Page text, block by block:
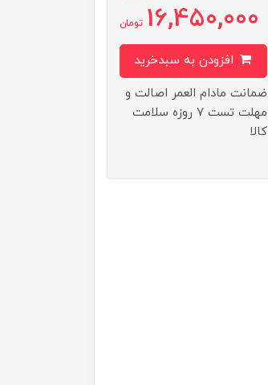
16,450,000 تومان
ضمانت مادام العمر اصالت و
مهلت تست ۷ روزه سلامت
کالا